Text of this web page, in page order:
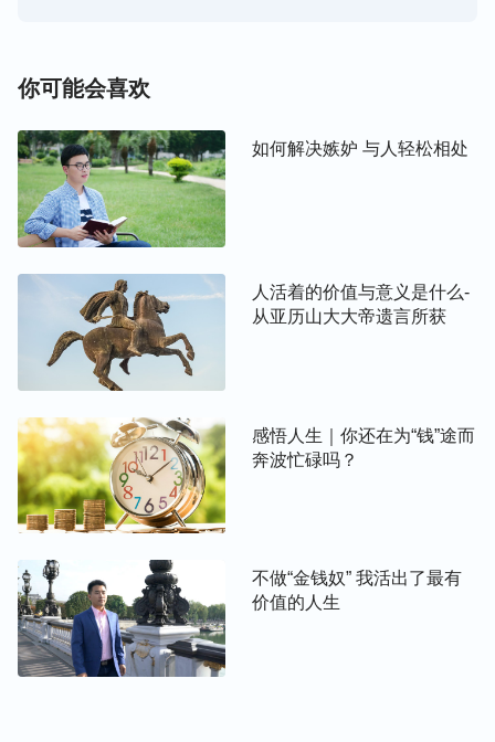
就变得越来越邪恶，就这样，一代又一代的人被毁在
险恶用心可不可恨？也可能你们今天还看不透撒但的
险恶用心，因为你们觉得如果人离开了名和利就没有
人生了，如果人离开了名和利就看不到前面的方向
了，看不到目标了，前途就黑暗了，暗淡无光了。但
是慢慢地，有一天你们都会认识到名和利是撒但戴在
人身上的多么大的一个枷锁，等到那一天你认识到的
时候，你就会彻底反抗撒但的控制，彻底地反抗撒但
带给你的枷锁。当你想挣脱撒但所灌输给你的这些东
西的时候，你就会与撒但作一个彻底的决裂，也会真
实地恨恶撒但带给你的这一切，那个时候，人对神才
有真正的爱与渴慕。”
看了神的话，我才明白追求名利原来是一条错误的道
苦，方为人上人”“人往高处走，水往低处流”“出人头
地，光宗耀祖”等撒但毒素深种到我们的心里，以至
于越来越多的人都把追求做人上人、追求出人头地当
成自己的人生目标。为了名利肯付出一切的代价，为
你可能会喜欢
如何解决嫉妒 与人轻松相处
人活着的价值与意义是什么-
从亚历山大大帝遗言所获
感悟人生｜你还在为“钱”途而
奔波忙碌吗？
不做“金钱奴” 我活出了最有
价值的人生